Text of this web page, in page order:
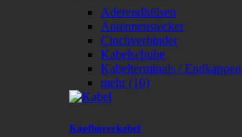
Aderendhülsen
Antennenstecker
Cinchverbinder
Kabelschuhe
Kabelterminals / Endkappen
mehr(10)
Kopfhörerkabel